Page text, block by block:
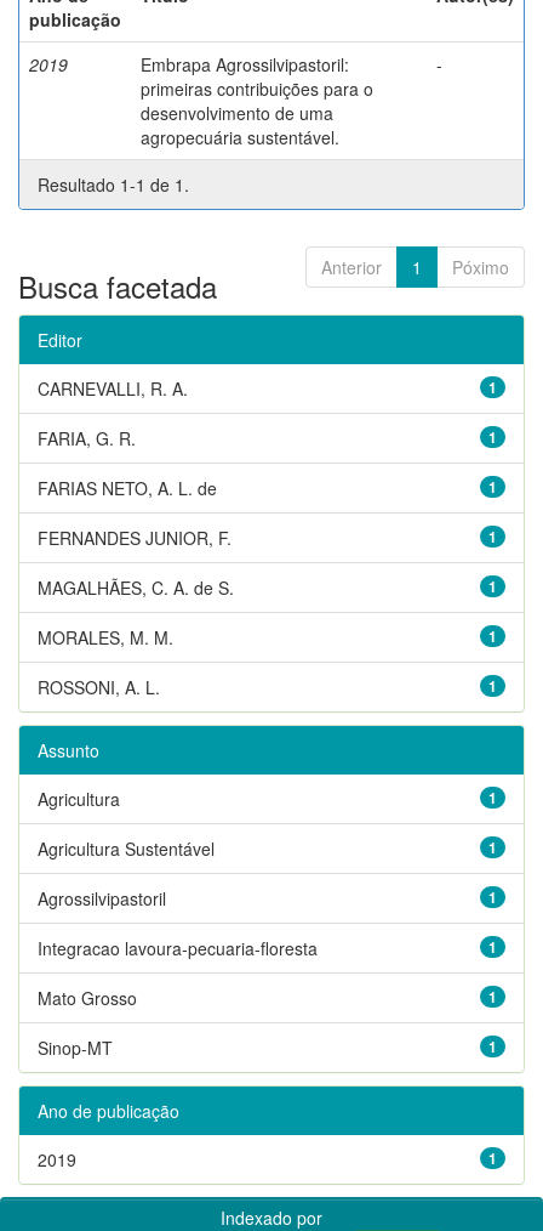
publicação
2019
Embrapa Agrossilvipastoril:
primeiras contribuições para o
desenvolvimento de uma
agropecuária sustentável.
-
Resultado 1-1 de 1.
Anterior 1 Póximo
Busca facetada
Editor
1
CARNEVALLI, R. A.
1
FARIA, G. R.
1
FARIAS NETO, A. L. de
1
FERNANDES JUNIOR, F.
1
MAGALHÃES, C. A. de S.
1
MORALES, M. M.
1
ROSSONI, A. L.
Assunto
1
Agricultura
1
Agricultura Sustentável
1
Agrossilvipastoril
1
Integracao lavoura-pecuaria-floresta
1
Mato Grosso
1
Sinop-MT
Ano de publicação
1
2019
Indexado por